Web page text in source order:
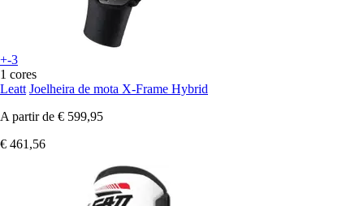
+-3
1 cores
Leatt Joelheira de mota X-Frame Hybrid
A partir de € 599,95
€ 461,56